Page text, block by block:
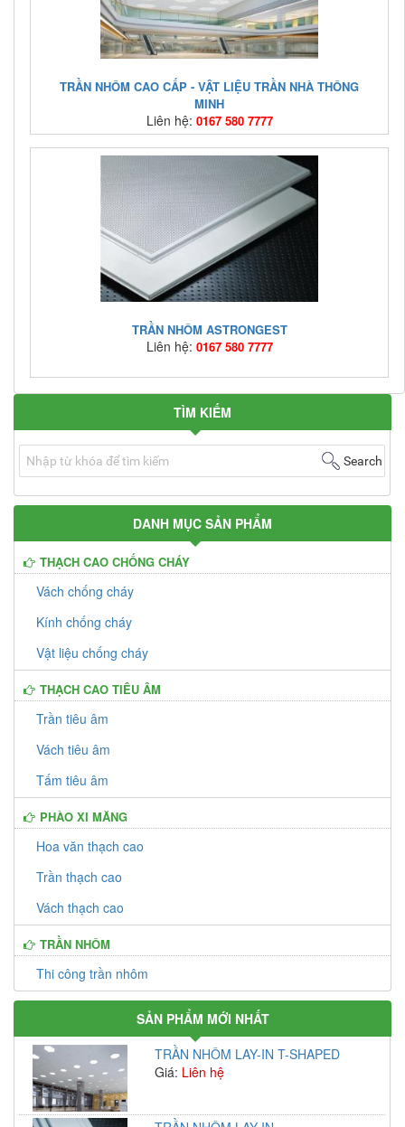
TRẦN NHÔM CAO CẤP - VẬT LIỆU TRẦN NHÀ THÔNG
MINH
Liên hệ: 0167 580 7777
Mã hàng: TN ASTRONG
Liên hệ: 0167 580 7777
TRẦN NHÔM ASTRONGEST
Liên hệ: 0167 580 7777
Mã hàng:TN01
TÌM KIẾM
Search
DANH MỤC SẢN PHẨM
THẠCH CAO CHỐNG CHÁY
Vách chống cháy
Kính chống cháy
Vật liệu chống cháy
THẠCH CAO TIÊU ÂM
Trần tiêu âm
Vách tiêu âm
Tấm tiêu âm
PHÀO XI MĂNG
Hoa văn thạch cao
Trần thạch cao
Vách thạch cao
TRẦN NHÔM
Thi công trần nhôm
SẢN PHẨM MỚI NHẤT
TRẦN NHÔM LAY-IN T-SHAPED
Giá: Liên hệ